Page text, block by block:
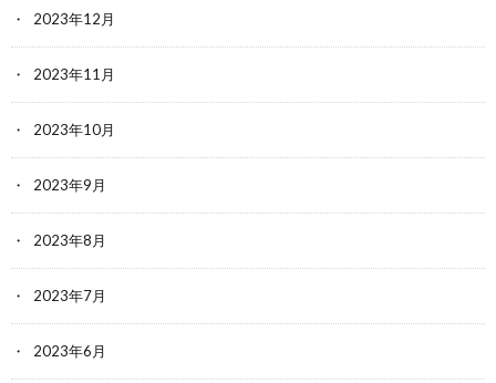
2023年12月
2023年11月
2023年10月
2023年9月
2023年8月
2023年7月
2023年6月